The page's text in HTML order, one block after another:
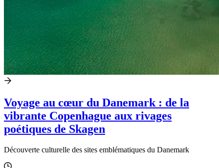
Voyage au cœur du Danemark : de la
vibrante Copenhague aux rivages
poétiques de Skagen
Découverte culturelle des sites emblématiques du Danemark